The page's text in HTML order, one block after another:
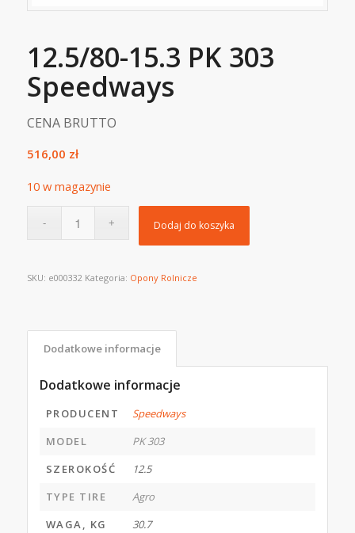
12.5/80-15.3 PK 303
Speedways
CENA BRUTTO
516,00 zł
10 w magazynie
Dodaj do koszyka
SKU: e000332 Kategoria: Opony Rolnicze
Dodatkowe informacje
Dodatkowe informacje
PRODUCENT
Speedways
MODEL
PK 303
SZEROKOŚĆ
12.5
TYPE TIRE
Agro
WAGA, KG
30.7